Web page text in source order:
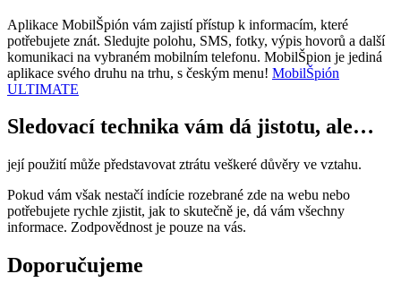
Aplikace MobilŠpión vám zajistí přístup k informacím, které
potřebujete znát. Sledujte polohu, SMS, fotky, výpis hovorů a další
komunikaci na vybraném mobilním telefonu. MobilŠpion je jediná
aplikace svého druhu na trhu, s českým menu! MobilŠpión
ULTIMATE
Sledovací technika vám dá jistotu, ale…
její použití může představovat ztrátu veškeré důvěry ve vztahu.
Pokud vám však nestačí indície rozebrané zde na webu nebo
potřebujete rychle zjistit, jak to skutečně je, dá vám všechny
informace. Zodpovědnost je pouze na vás.
Doporučujeme